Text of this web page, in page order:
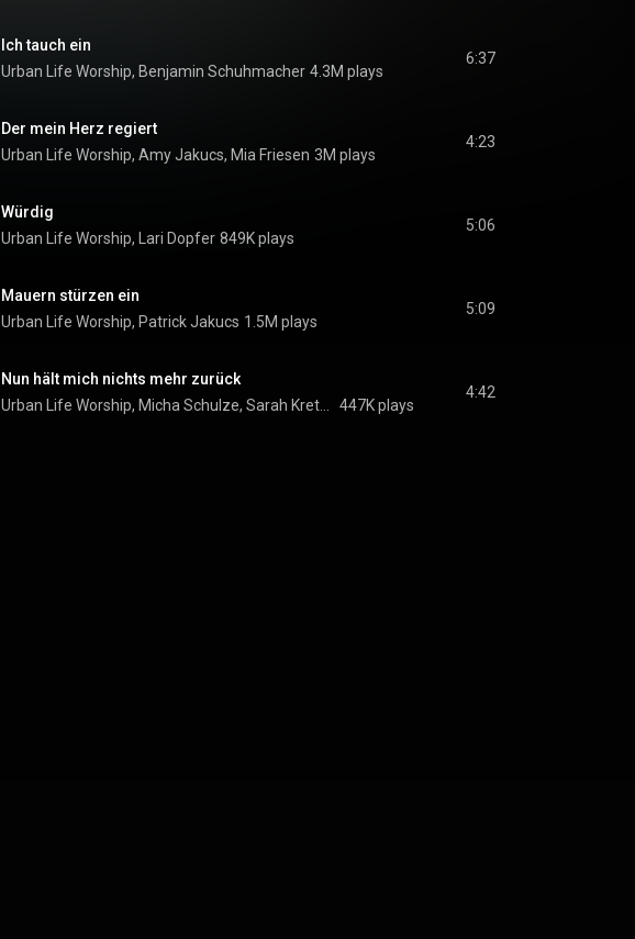
Ich tauch ein
Urban Life Worship, Benjamin Schuhmacher 4.3M plays
6:37
Der mein Herz regiert
Urban Life Worship, Amy Jakucs, Mia Friesen 3M plays
4:23
Würdig
Urban Life Worship, Lari Dopfer 849K plays
5:06
Mauern stürzen ein
Urban Life Worship, Patrick Jakucs 1.5M plays
5:09
Nun hält mich nichts mehr zurück
447K plays
4:42